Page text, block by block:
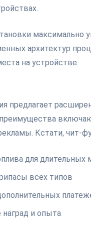
архитектур
на устройстве.
предлагает
Кстати, чит-
для длительных
всех типов
наград и опыта